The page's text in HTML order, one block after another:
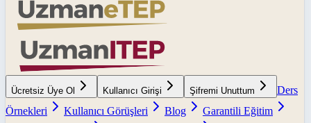
Ücretsiz Üye Ol Kullanıcı Girişi Şifremi Unuttum
Ders
Örnekleri
Kullanıcı Görüşleri Blog
Garantili Eğitim